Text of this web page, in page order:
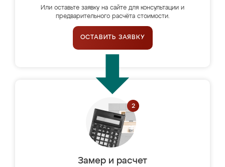
Или оставьте заявку на сайте для консультации и
предварительного расчёта стоимости.
ОСТАВИТЬ ЗАЯВКУ
Замер и расчет